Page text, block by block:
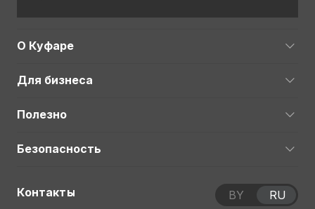
О Куфаре
Для бизнеса
Полезно
Безопасность
Контакты BY RU